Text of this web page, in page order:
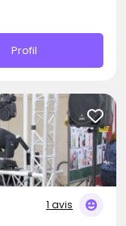
Profil
1 avis